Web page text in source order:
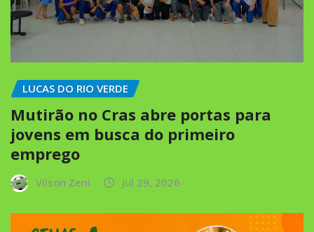
LUCAS DO RIO VERDE
Mutirão no Cras abre portas para
jovens em busca do primeiro
emprego
Vilson Zeni jul 29, 2026